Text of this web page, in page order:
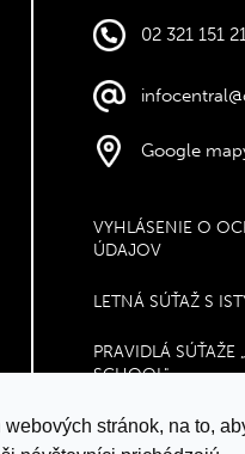
stránok, na to,
02 321 151
Google
VYHLÁSENIE O
ÚDAJOV
LETNÁ SÚŤAŽ S
PRAVIDLÁ SÚŤAŽE
SCHOOL"
MULTI